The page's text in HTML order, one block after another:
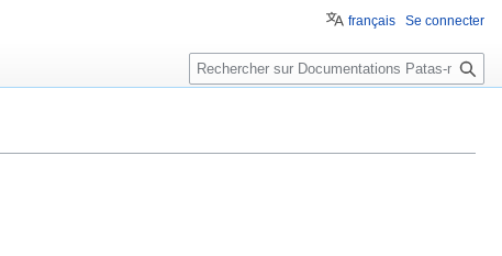
français Se connecter
Rechercher